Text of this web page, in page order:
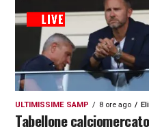
ULTIMISSIME SAMP 8 ore ago
Tabellone